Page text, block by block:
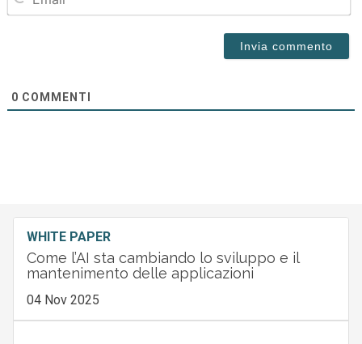
0 COMMENTI
WHITE PAPER
Come l’AI sta cambiando lo sviluppo e il
mantenimento delle applicazioni
04 Nov 2025